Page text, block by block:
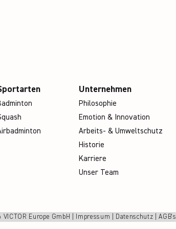
Unternehmen
Philosophie
Emotion & Innovation
Arbeits- & Umweltschutz
Historie
Karriere
Unser Team
Europe GmbH | Impressum Datenschutz |AGB's